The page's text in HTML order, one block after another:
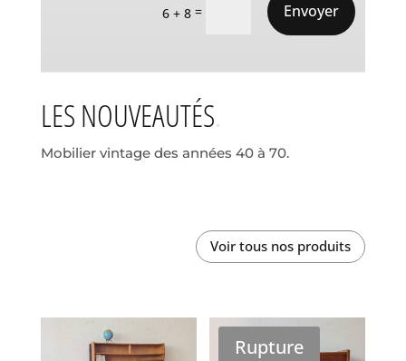
6 + 8 = Envoyer
LES NOUVEAUTÉS
Mobilier vintage des années 40 à 70.
Voir tous nos produits
Rupture